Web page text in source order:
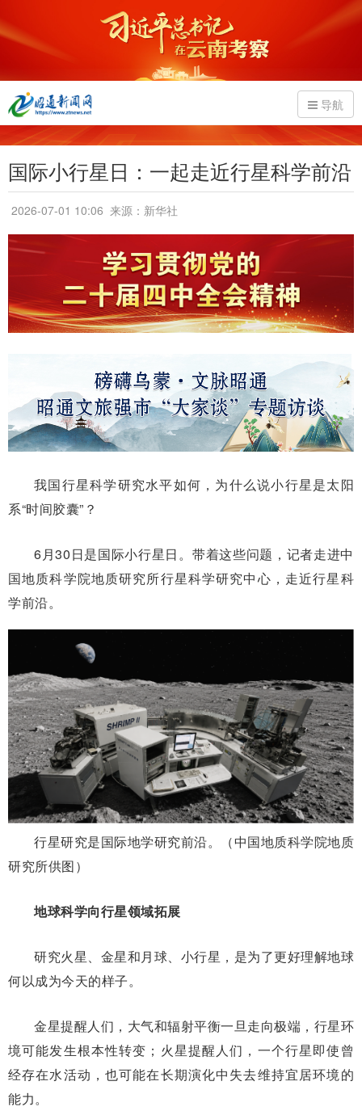
导航
国际小行星日：一起走近行星科学前沿
2026-07-01 10:06 来源：新华社
我国行星科学研究水平如何，为什么说小行星是太阳
系“时间胶囊”？
6月30日是国际小行星日。带着这些问题，记者走进中
国地质科学院地质研究所行星科学研究中心，走近行星科
学前沿。
行星研究是国际地学研究前沿。（中国地质科学院地质
研究所供图）
地球科学向行星领域拓展
研究火星、金星和月球、小行星，是为了更好理解地球
何以成为今天的样子。
金星提醒人们，大气和辐射平衡一旦走向极端，行星环
境可能发生根本性转变；火星提醒人们，一个行星即使曾
经存在水活动，也可能在长期演化中失去维持宜居环境的
能力。